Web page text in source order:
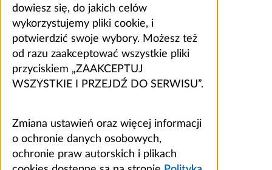
dowiesz się, do jakich celów
wykorzystujemy pliki cookie, i
potwierdzić swoje wybory. Możesz też
od razu zaakceptować wszystkie pliki
przyciskiem „ZAAKCEPTUJ
WSZYSTKIE I PRZEJDŹ DO SERWISU”.
Zmiana ustawień oraz więcej informacji
o ochronie danych osobowych,
ochronie praw autorskich i plikach